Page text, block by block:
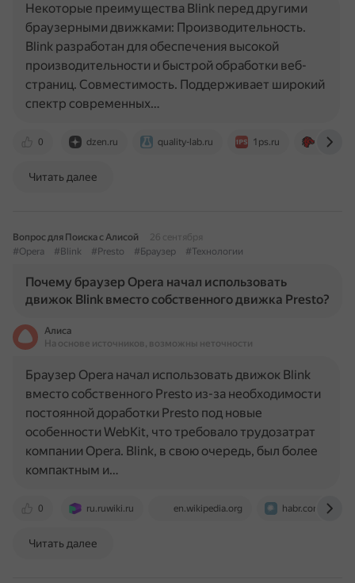
0 dzen.ru quality-lab.ru 1ps.ru
Некоторые преимущества Blink перед другими
браузерными движками: Производительность.
Blink разработан для обеспечения высокой
производительности и быстрой обработки веб-
страниц. Совместимость. Поддерживает широкий
спектр современных…
Читать далее
Вопрос для Поиска с Алисой
26 сентября
#Opera
#Blink #Presto #Браузер #Технологии
Почему браузер Opera начал использовать
движок Blink вместо собственного движка Presto?
Алиса
На основе источников, возможны неточности
0 ru.ruwiki.ru en.wikipedia.org habr.com
Браузер Opera начал использовать движок Blink
вместо собственного Presto из-за необходимости
постоянной доработки Presto под новые
особенности WebKit, что требовало трудозатрат
компании Opera. Blink, в свою очередь, был более
компактным и…
Читать далее